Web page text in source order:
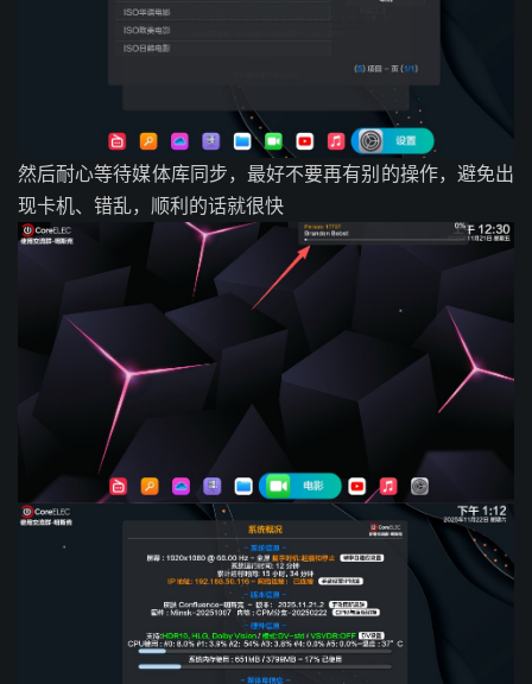
然后耐心等待媒体库同步，最好不要再有别的操作，避免出
现卡机、错乱，顺利的话就很快